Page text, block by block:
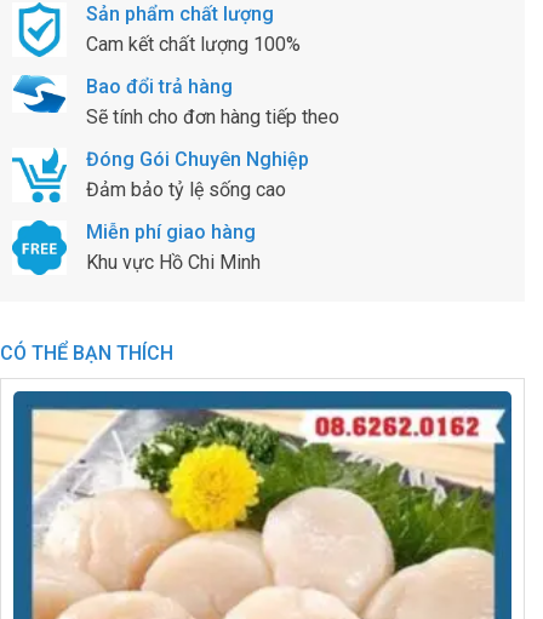
Sản phẩm chất lượng
Cam kết chất lượng 100%
Bao đổi trả hàng
Sẽ tính cho đơn hàng tiếp theo
Đóng Gói Chuyên Nghiệp
Đảm bảo tỷ lệ sống cao
Miễn phí giao hàng
Khu vực Hồ Chi Minh
CÓ THỂ BẠN THÍCH